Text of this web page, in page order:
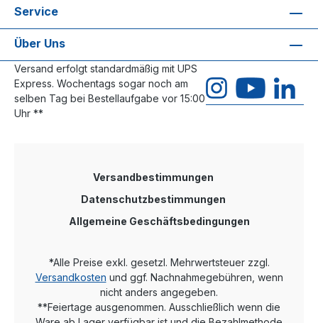
Service
Über Uns
Versand erfolgt standardmäßig mit UPS
Express. Wochentags sogar noch am
selben Tag bei Bestellaufgabe vor 15:00
Uhr **
Versandbestimmungen
Datenschutzbestimmungen
Allgemeine Geschäftsbedingungen
*Alle Preise exkl. gesetzl. Mehrwertsteuer zzgl.
Versandkosten und ggf. Nachnahmegebühren, wenn
nicht anders angegeben.
**Feiertage ausgenommen. Ausschließlich wenn die